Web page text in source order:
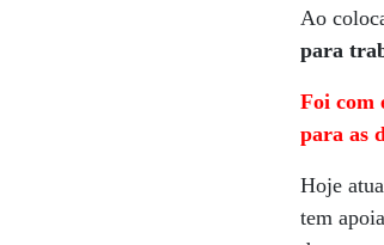
Ao
para
Foi com
para as
Hoje
tem